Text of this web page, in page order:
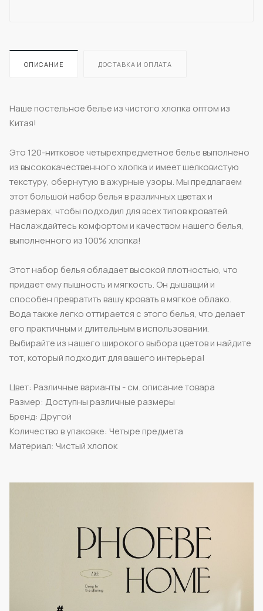
ОПИСАНИЕ ДОСТАВКА И ОПЛАТА
Наше постельное белье из чистого хлопка оптом из
Китая!
Это 120-нитковое четырехпредметное белье выполнено
из высококачественного хлопка и имеет шелковистую
текстуру, обернутую в ажурные узоры. Мы предлагаем
этот большой набор белья в различных цветах и
размерах, чтобы подходил для всех типов кроватей.
Наслаждайтесь комфортом и качеством нашего белья,
выполненного из 100% хлопка!
Этот набор белья обладает высокой плотностью, что
придает ему пышность и мягкость. Он дышащий и
способен превратить вашу кровать в мягкое облако.
Вода также легко оттирается с этого белья, что делает
его практичным и длительным в использовании.
Выбирайте из нашего широкого выбора цветов и найдите
тот, который подходит для вашего интерьера!
Цвет: Различные варианты - см. описание товара
Размер: Доступны различные размеры
Бренд: Другой
Количество в упаковке: Четыре предмета
Материал: Чистый хлопок